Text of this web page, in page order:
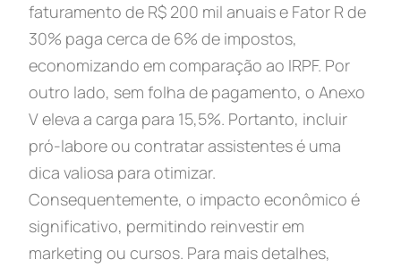
faturamento de R$ 200 mil anuais e Fator R de
30% paga cerca de 6% de impostos,
economizando em comparação ao IRPF. Por
outro lado, sem folha de pagamento, o Anexo
V eleva a carga para 15,5%. Portanto, incluir
pró-labore ou contratar assistentes é uma
dica valiosa para otimizar.
Consequentemente, o impacto econômico é
significativo, permitindo reinvestir em
marketing ou cursos. Para mais detalhes,